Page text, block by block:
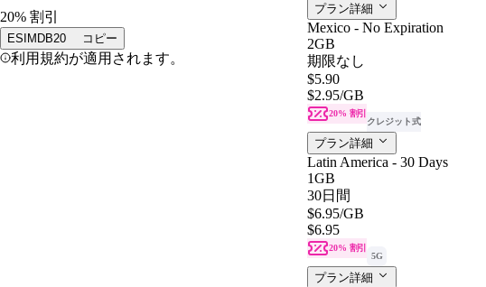
20% 割引
ESIMDB20 コピー
利用規約が適用されます。
プラン詳細
Mexico - No Expiration
2GB
期限なし
$5.90
$2.95/GB
20% 割引
クレジット式
プラン詳細
Latin America - 30 Days
1GB
30日間
$6.95/GB
$6.95
20% 割引
5G
プラン詳細